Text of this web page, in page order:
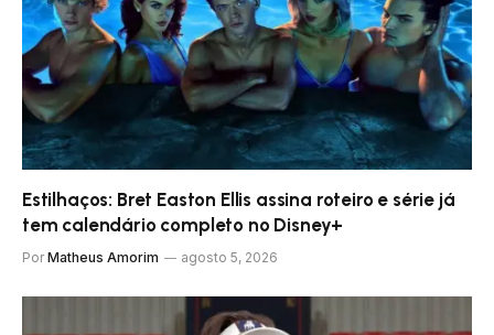
Estilhaços: Bret Easton Ellis assina roteiro e série já
tem calendário completo no Disney+
Por Matheus Amorim agosto 5, 2026